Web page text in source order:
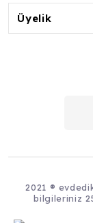
Üyelik
2021 ®
bilgileriniz